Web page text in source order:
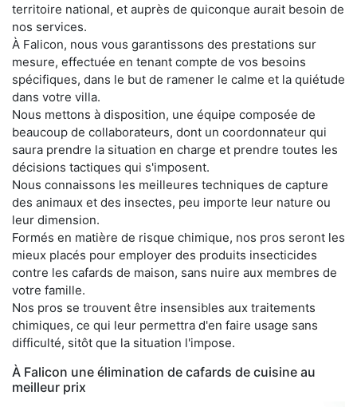
territoire national, et auprès de quiconque aurait besoin de
nos services.
À Falicon, nous vous garantissons des prestations sur
mesure, effectuée en tenant compte de vos besoins
spécifiques, dans le but de ramener le calme et la quiétude
dans votre villa.
Nous mettons à disposition, une équipe composée de
beaucoup de collaborateurs, dont un coordonnateur qui
saura prendre la situation en charge et prendre toutes les
décisions tactiques qui s'imposent.
Nous connaissons les meilleures techniques de capture
des animaux et des insectes, peu importe leur nature ou
leur dimension.
Formés en matière de risque chimique, nos pros seront les
mieux placés pour employer des produits insecticides
contre les cafards de maison, sans nuire aux membres de
votre famille.
Nos pros se trouvent être insensibles aux traitements
chimiques, ce qui leur permettra d'en faire usage sans
difficulté, sitôt que la situation l'impose.
À Falicon une élimination de cafards de cuisine au
meilleur prix